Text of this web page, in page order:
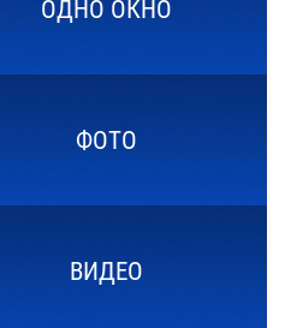
ОДНО ОКНО
ФОТО
ВИДЕО